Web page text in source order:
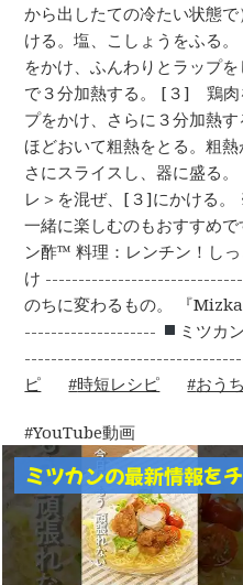
から出したての冷たい状態
ける。塩、こしょうをふる
をかけ、ふんわりとラップ
で３分加熱する。 [３] 鶏肉
プをかけ、さらに３分加熱
ほどおいて粗熱をとる。粗
さにスライスし、器に盛る
レ＞を混ぜ、[３]にかける
一緒に楽しむのもおすすめ
ン酢™ 料理：レンチン！し
け
のちに変わるもの。 『
--------------------
ミツカ
ピ
時短レシピ おう
YouTube動画
ミツカンの最新情報を